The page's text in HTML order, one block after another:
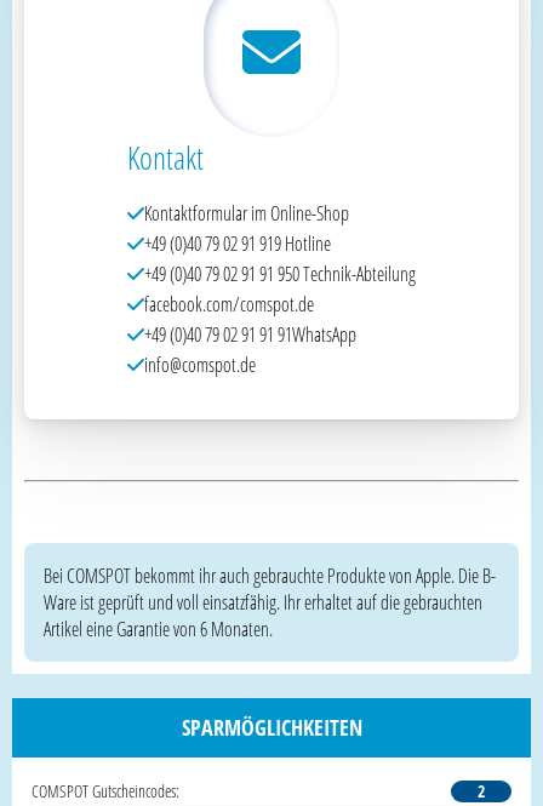
Kontakt
Kontaktformular im Online-Shop
+49 (0)40 79 02 91 919 Hotline
+49 (0)40 79 02 91 91 950 Technik-Abteilung
facebook.com/comspot.de
+49 (0)40 79 02 91 91 91WhatsApp
info@comspot.de
Bei COMSPOT bekommt ihr auch gebrauchte Produkte von Apple. Die B-
Ware ist geprüft und voll einsatzfähig. Ihr erhaltet auf die gebrauchten
Artikel eine Garantie von 6 Monaten.
SPARMÖGLICHKEITEN
COMSPOT Gutscheincodes:
2